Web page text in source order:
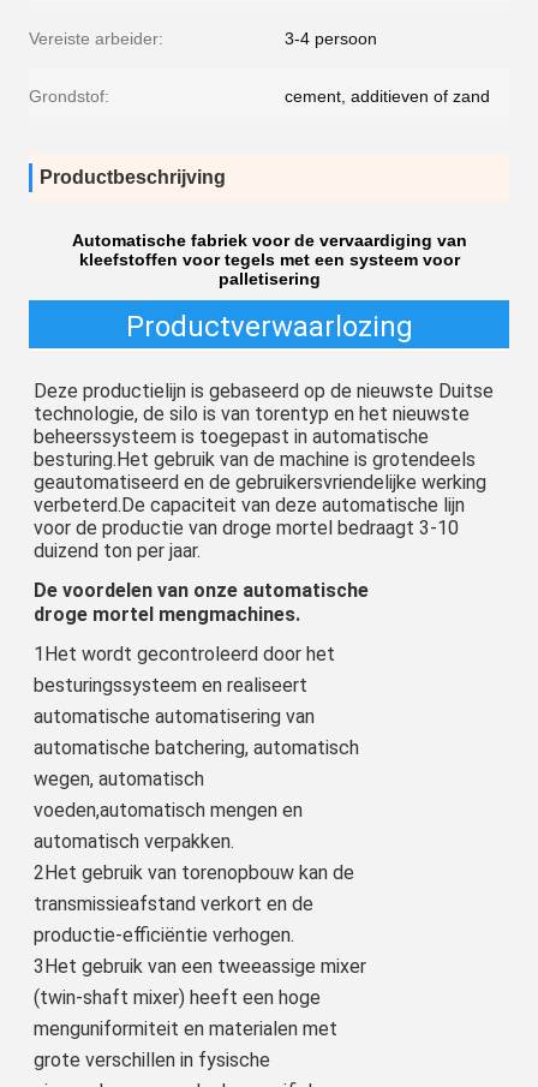
Vereiste arbeider: 3-4 persoon
Grondstof: cement, additieven of zand
Productbeschrijving
Automatische fabriek voor de vervaardiging van
kleefstoffen voor tegels met een systeem voor
palletisering
Productverwaarlozing
Deze productielijn is gebaseerd op de nieuwste Duitse
technologie, de silo is van torentyp en het nieuwste
beheerssysteem is toegepast in automatische
besturing.Het gebruik van de machine is grotendeels
geautomatiseerd en de gebruikersvriendelijke werking
verbeterd.De capaciteit van deze automatische lijn
voor de productie van droge mortel bedraagt 3-10
duizend ton per jaar.
De voordelen van onze automatische
droge mortel mengmachines.
1Het wordt gecontroleerd door het
besturingssysteem en realiseert
automatische automatisering van
automatische batchering, automatisch
wegen, automatisch
voeden,automatisch mengen en
automatisch verpakken.
2Het gebruik van torenopbouw kan de
transmissieafstand verkort en de
productie-efficiëntie verhogen.
3Het gebruik van een tweeassige mixer
(twin-shaft mixer) heeft een hoge
menguniformiteit en materialen met
grote verschillen in fysische